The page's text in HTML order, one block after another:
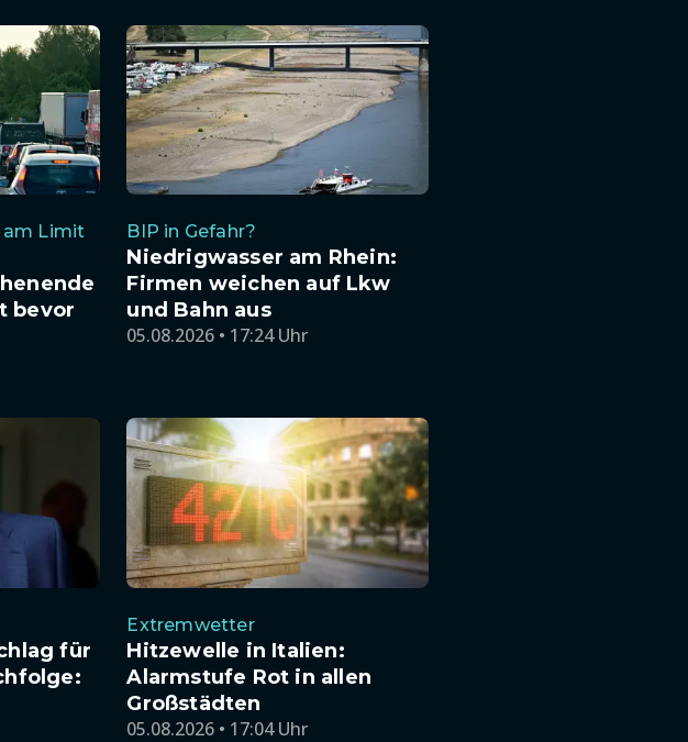
am Limit
bevor
BIP in Gefahr?
Niedrigwasser am Rhein:
Firmen weichen auf Lkw
und Bahn aus
05.08.2026 • 17:24 Uhr
für
Extremwetter
Hitzewelle in Italien:
Alarmstufe Rot in allen
Großstädten
05.08.2026 • 17:04 Uhr